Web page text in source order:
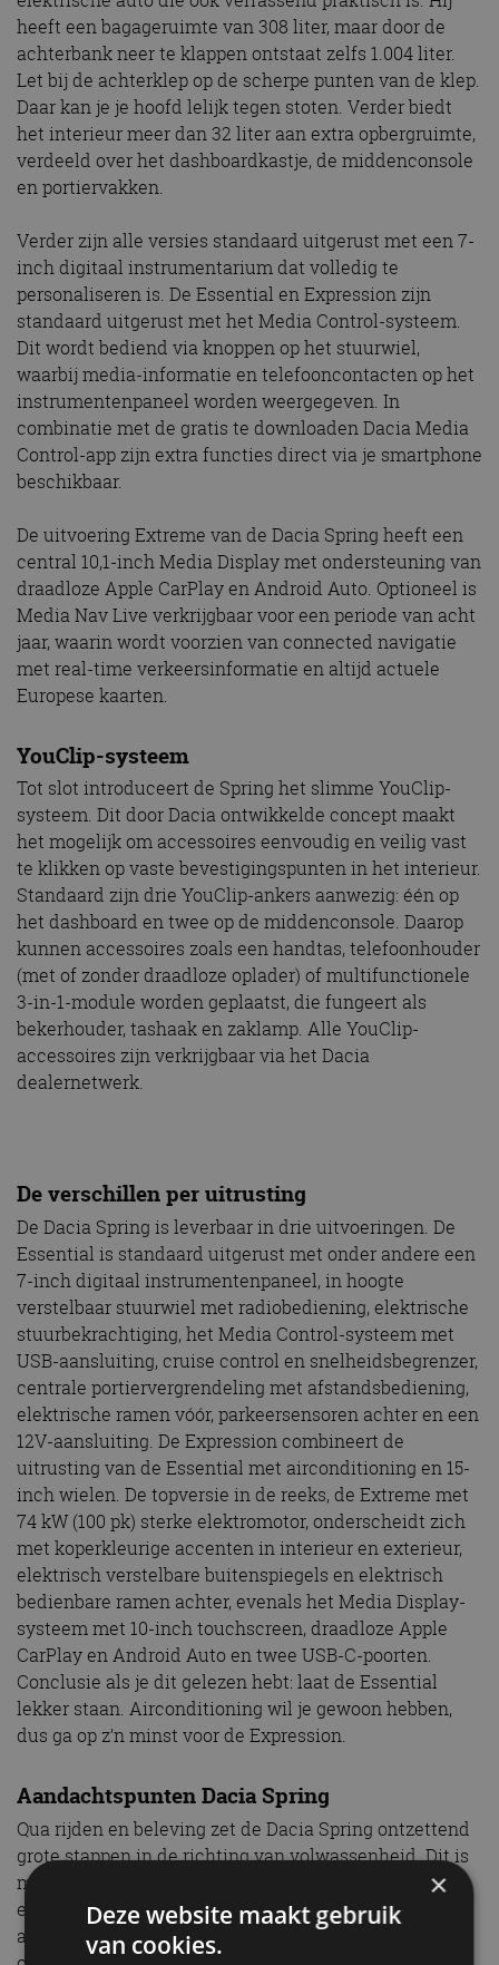
heeft een bagageruimte van 308 liter, maar door de
achterbank neer te klappen ontstaat zelfs 1.004 liter.
Let bij de achterklep op de scherpe punten van de klep.
Daar kan je je hoofd lelijk tegen stoten. Verder biedt
het interieur meer dan 32 liter aan extra opbergruimte,
verdeeld over het dashboardkastje, de middenconsole
en portiervakken.
Verder zijn alle versies standaard uitgerust met een 7-
inch digitaal instrumentarium dat volledig te
personaliseren is. De Essential en Expression zijn
standaard uitgerust met het Media Control-systeem.
Dit wordt bediend via knoppen op het stuurwiel,
waarbij media-informatie en telefooncontacten op het
instrumentenpaneel worden weergegeven. In
combinatie met de gratis te downloaden Dacia Media
Control-app zijn extra functies direct via je smartphone
beschikbaar.
De uitvoering Extreme van de Dacia Spring heeft een
central 10,1-inch Media Display met ondersteuning van
draadloze Apple CarPlay en Android Auto. Optioneel is
Media Nav Live verkrijgbaar voor een periode van acht
jaar, waarin wordt voorzien van connected navigatie
met real-time verkeersinformatie en altijd actuele
Europese kaarten.
YouClip-systeem
Tot slot introduceert de Spring het slimme YouClip-
systeem. Dit door Dacia ontwikkelde concept maakt
het mogelijk om accessoires eenvoudig en veilig vast
te klikken op vaste bevestigingspunten in het interieur.
Standaard zijn drie YouClip-ankers aanwezig: één op
het dashboard en twee op de middenconsole. Daarop
kunnen accessoires zoals een handtas, telefoonhouder
(met of zonder draadloze oplader) of multifunctionele
3-in-1-module worden geplaatst, die fungeert als
bekerhouder, tashaak en zaklamp. Alle YouClip-
accessoires zijn verkrijgbaar via het Dacia
dealernetwerk.
De verschillen per uitrusting
De Dacia Spring is leverbaar in drie uitvoeringen. De
Essential is standaard uitgerust met onder andere een
7-inch digitaal instrumentenpaneel, in hoogte
verstelbaar stuurwiel met radiobediening, elektrische
stuurbekrachtiging, het Media Control-systeem met
USB-aansluiting, cruise control en snelheidsbegrenzer,
centrale portiervergrendeling met afstandsbediening,
elektrische ramen vóór, parkeersensoren achter en een
12V-aansluiting. De Expression combineert de
uitrusting van de Essential met airconditioning en 15-
inch wielen. De topversie in de reeks, de Extreme met
74 kW (100 pk) sterke elektromotor, onderscheidt zich
met koperkleurige accenten in interieur en exterieur,
elektrisch verstelbare buitenspiegels en elektrisch
bedienbare ramen achter, evenals het Media Display-
systeem met 10-inch touchscreen, draadloze Apple
CarPlay en Android Auto en twee USB-C-poorten.
Conclusie als je dit gelezen hebt: laat de Essential
lekker staan. Airconditioning wil je gewoon hebben,
dus ga op z’n minst voor de Expression.
Aandachtspunten Dacia Spring
Qua rijden en beleving zet de Dacia Spring ontzettend
grote stappen in de richting van volwassenheid. Dit is
met recht een goed rijdende A-segment EV, maar wel
een auto met wat kanttekeningen. De ruimte op de
achterbank is minimaal, de instap achterin is krap en
×
Deze website maakt gebruik
van cookies.